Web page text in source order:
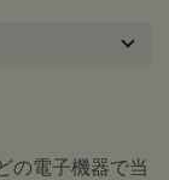
の電子機器で当